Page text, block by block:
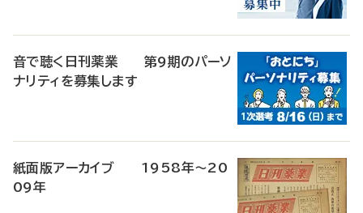
音で聴く日刊薬業 第9期のパーソ
ナリティを募集します
紙面版アーカイブ 1958年～20
09年